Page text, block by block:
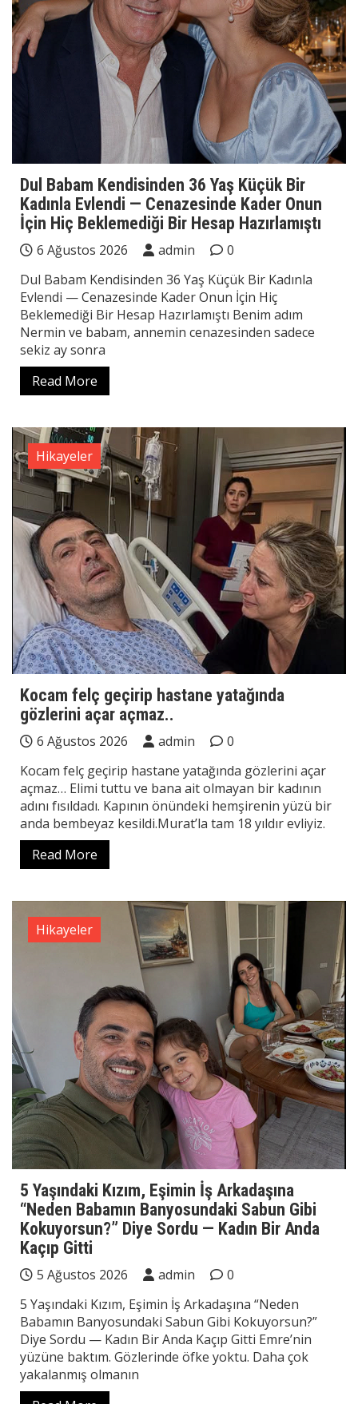
Dul Babam Kendisinden 36 Yaş Küçük Bir
Kadınla Evlendi — Cenazesinde Kader Onun
İçin Hiç Beklemediği Bir Hesap Hazırlamıştı
6 Ağustos 2026 admin
0
Dul Babam Kendisinden 36 Yaş Küçük Bir Kadınla
Evlendi — Cenazesinde Kader Onun İçin Hiç
Beklemediği Bir Hesap Hazırlamıştı Benim adım
Nermin ve babam, annemin cenazesinden sadece
sekiz ay sonra
Read More
Hikayeler
Kocam felç geçirip hastane yatağında
gözlerini açar açmaz..
6 Ağustos 2026 admin
0
Kocam felç geçirip hastane yatağında gözlerini açar
açmaz… Elimi tuttu ve bana ait olmayan bir kadının
adını fısıldadı. Kapının önündeki hemşirenin yüzü bir
anda bembeyaz kesildi.Murat’la tam 18 yıldır evliyiz.
Read More
Hikayeler
5 Yaşındaki Kızım, Eşimin İş Arkadaşına
“Neden Babamın Banyosundaki Sabun Gibi
Kokuyorsun?” Diye Sordu — Kadın Bir Anda
Kaçıp Gitti
5 Ağustos 2026 admin
0
5 Yaşındaki Kızım, Eşimin İş Arkadaşına “Neden
Babamın Banyosundaki Sabun Gibi Kokuyorsun?”
Diye Sordu — Kadın Bir Anda Kaçıp Gitti Emre’nin
yüzüne baktım. Gözlerinde öfke yoktu. Daha çok
yakalanmış olmanın